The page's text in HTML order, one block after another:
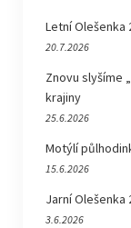
Letní Olešenka
20.7.2026
Znovu slyšíme
krajiny
25.6.2026
Motýlí
15.6.2026
Jarní Olešenka
3.6.2026